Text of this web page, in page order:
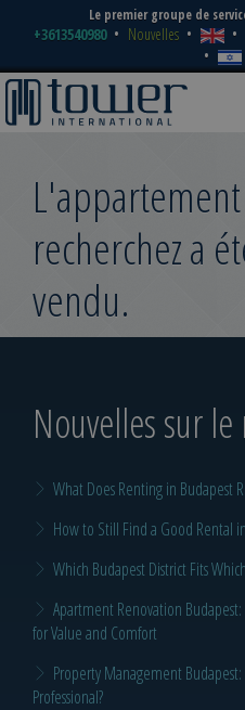
Le premier groupe de
+3613540980 Nouvelles
recherchez a
vendu.
Nouvelles sur le
What Does Renting in Budapest
How to Still Find a Good Rental
Which Budapest District Fits
Apartment Renovation
for Value and Comfort
Property Management
Professional?